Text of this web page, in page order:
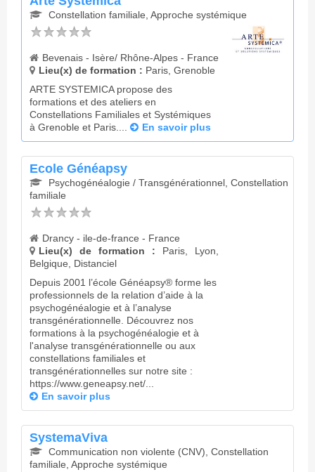
Constellation familiale, Approche systémique
Bevenais - Isère/ Rhône-Alpes - France
Lieu(x) de formation : Paris, Grenoble
ARTE SYSTEMICA propose des
formations et des ateliers en
Constellations Familiales et Systémiques
à Grenoble et Paris....
En savoir plus
Ecole Généapsy
Psychogénéalogie / Transgénérationnel, Constellation
familiale
Drancy - ile-de-france - France
Lieu(x) de formation : Paris, Lyon,
Belgique, Distanciel
Depuis 2001 l’école Généapsy® forme les
professionnels de la relation d’aide à la
psychogénéalogie et à l’analyse
transgénérationnelle. Découvrez nos
formations à la psychogénéalogie et à
l'analyse transgénérationnelle ou aux
constellations familiales et
transgénérationnelles sur notre site :
https://www.geneapsy.net/...
En savoir plus
SystemaViva
Communication non violente (CNV), Constellation
familiale, Approche systémique